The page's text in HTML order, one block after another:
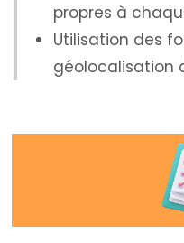
propres à
Utilisation des
géolocalisation